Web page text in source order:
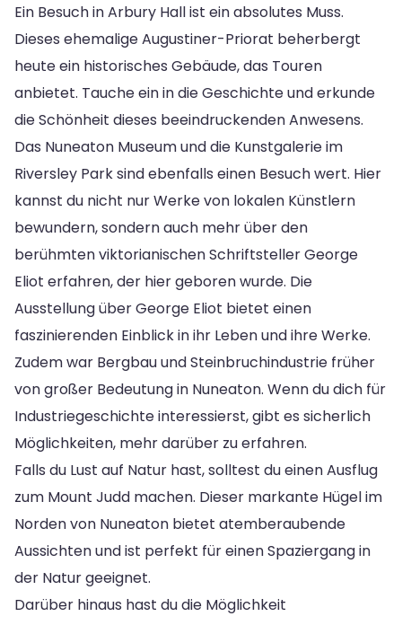
Ein Besuch in Arbury Hall ist ein absolutes Muss.
Dieses ehemalige Augustiner-Priorat beherbergt
heute ein historisches Gebäude, das Touren
anbietet. Tauche ein in die Geschichte und erkunde
die Schönheit dieses beeindruckenden Anwesens.
Das Nuneaton Museum und die Kunstgalerie im
Riversley Park sind ebenfalls einen Besuch wert. Hier
kannst du nicht nur Werke von lokalen Künstlern
bewundern, sondern auch mehr über den
berühmten viktorianischen Schriftsteller George
Eliot erfahren, der hier geboren wurde. Die
Ausstellung über George Eliot bietet einen
faszinierenden Einblick in ihr Leben und ihre Werke.
Zudem war Bergbau und Steinbruchindustrie früher
von großer Bedeutung in Nuneaton. Wenn du dich für
Industriegeschichte interessierst, gibt es sicherlich
Möglichkeiten, mehr darüber zu erfahren.
Falls du Lust auf Natur hast, solltest du einen Ausflug
zum Mount Judd machen. Dieser markante Hügel im
Norden von Nuneaton bietet atemberaubende
Aussichten und ist perfekt für einen Spaziergang in
der Natur geeignet.
Darüber hinaus hast du die Möglichkeit